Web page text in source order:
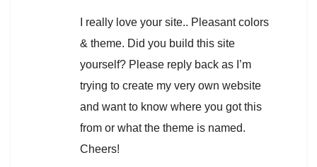
I really love your site.. Pleasant colors
& theme. Did you build this site
yourself? Please reply back as I’m
trying to create my very own website
and want to know where you got this
from or what the theme is named.
Cheers!